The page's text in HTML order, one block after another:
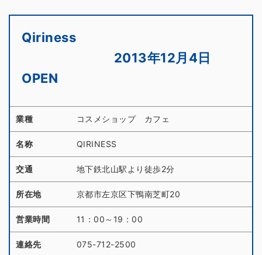
Qiriness
2013年12月4日
OPEN
業種 コスメショップ カフェ
名称 QIRINESS
交通 地下鉄北山駅より徒歩2分
所在地 京都市左京区下鴨南芝町20
営業時間 11：00～19：00
連絡先 075-712-2500